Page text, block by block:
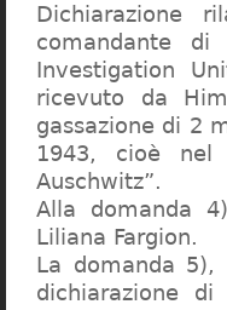
Dichiarazione
comandante
Investigation
ricevuto da
gassazione di 2
1943, cioè
Auschwitz”.
Alla domanda
Liliana Fargion.
La domanda
dichiarazione